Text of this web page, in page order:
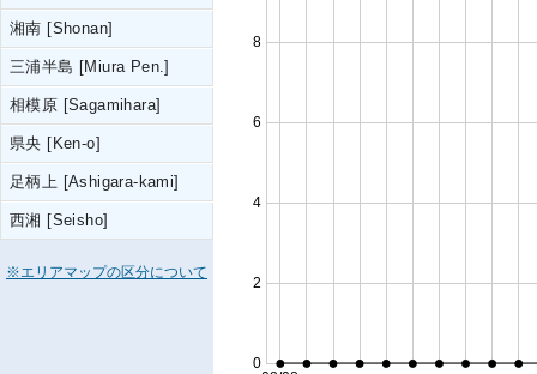
湘南 [Shonan]
三浦半島 [Miura Pen.]
相模原 [Sagamihara]
県央 [Ken-o]
足柄上 [Ashigara-kami]
西湘 [Seisho]
※エリアマップの区分について